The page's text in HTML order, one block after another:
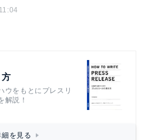
ウをもとにプレスリ
解説！
細を見る